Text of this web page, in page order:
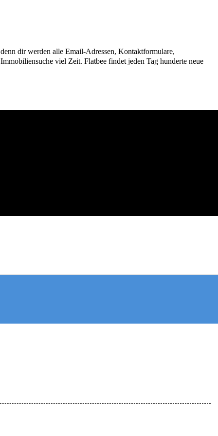
dir werden alle Email-Adressen, Kontaktformulare,
viel Zeit. Flatbee findet jeden Tag hunderte neue